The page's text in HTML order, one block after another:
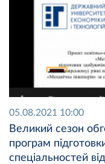
05.08.2021 10:00
Великий сезон
програм
спеціальностей